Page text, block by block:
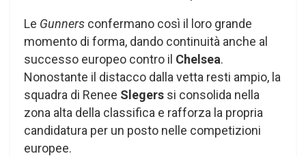
Le Gunners confermano così il loro grande
momento di forma, dando continuità anche al
successo europeo contro il Chelsea.
Nonostante il distacco dalla vetta resti ampio, la
squadra di Renee Slegers si consolida nella
zona alta della classifica e rafforza la propria
candidatura per un posto nelle competizioni
europee.